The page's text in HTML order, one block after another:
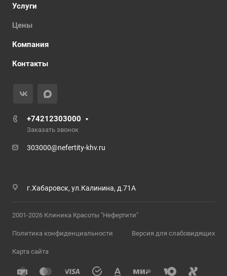
Услуги
Цены
Компания
Контакты
+74212303000
Заказать звонок
303000@nefertity-khv.ru
г.Хабаровск, ул.Калинина, д.71А
2001-2026 Клиника Красоты "Нефертити"
Политика конфиденциальности Версия для слабовидящих
Карта сайта